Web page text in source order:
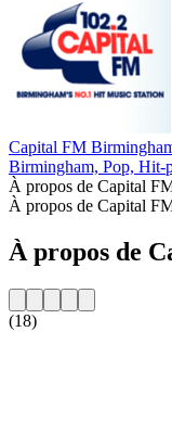
Capital FM
Birmingham, Pop, Hit-
À propos de Capital
À propos de Capital
À propos de
(18)